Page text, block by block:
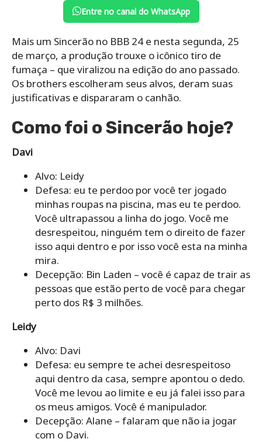
Entre no canal do WhatsApp
Mais um Sincerão no BBB 24 e nesta segunda, 25
de março, a produção trouxe o icônico tiro de
fumaça – que viralizou na edição do ano passado.
Os brothers escolheram seus alvos, deram suas
justificativas e dispararam o canhão.
Como foi o Sincerão hoje?
Davi
Alvo: Leidy
Defesa: eu te perdoo por você ter jogado
minhas roupas na piscina, mas eu te perdoo.
Você ultrapassou a linha do jogo. Você me
desrespeitou, ninguém tem o direito de fazer
isso aqui dentro e por isso você esta na minha
mira.
Decepção: Bin Laden – você é capaz de trair as
pessoas que estão perto de você para chegar
perto dos R$ 3 milhões.
Leidy
Alvo: Davi
Defesa: eu sempre te achei desrespeitoso
aqui dentro da casa, sempre apontou o dedo.
Você me levou ao limite e eu já falei isso para
os meus amigos. Você é manipulador.
Decepção: Alane – falaram que não ia jogar
com o Davi.